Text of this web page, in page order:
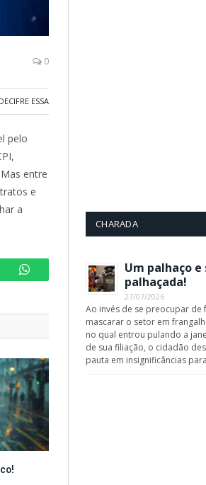
0
DECIFRE ESSA
pelo
entre
e
a
WhatsApp
CHARADA
Um palhaço e
palhaçada!
27/07/2026
Ao invés de se preocupar de
mascarar o setor em
no qual entrou pulando a
de sua filiação, o cidadão
pauta em insignificâncias